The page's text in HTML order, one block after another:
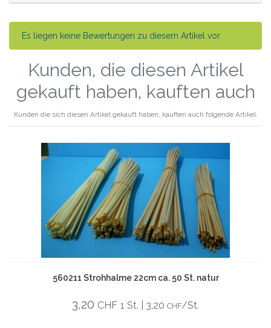
Es liegen keine Bewertungen zu diesem Artikel vor.
Kunden, die diesen Artikel
gekauft haben, kauften auch
Kunden die sich diesen Artikel gekauft haben, kauften auch folgende Artikel.
560211 Strohhalme 22cm ca. 50 St. natur
3,20 CHF 1 St. | 3,20 CHF/St.